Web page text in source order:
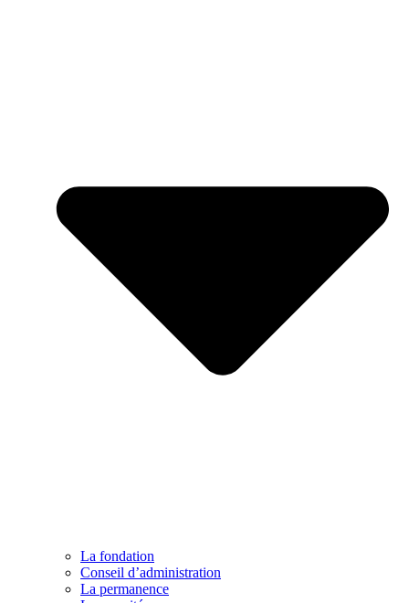
La fondation
Conseil d’administration
La permanence